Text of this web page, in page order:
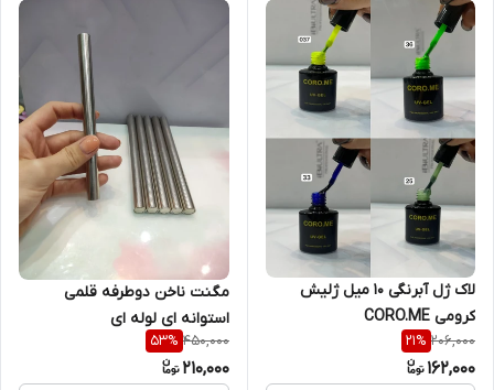
لاک ژل آبرنگی 10 میل ژلیش
کرومی CORO.ME
206,000
21%
162,000
مگنت ناخن دوطرفه قلمی
استوانه ای لوله ای
450,000
53%
210,000